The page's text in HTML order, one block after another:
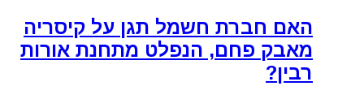
האם חברת חשמל תגן על קיסריה
מאבק פחם, הנפלט מתחנת אורות
רבין?